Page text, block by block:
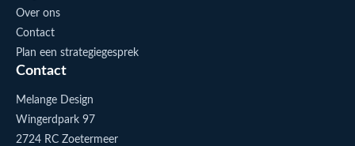
Over ons
Contact
Plan een strategiegesprek
Contact
Melange Design
Wingerdpark 97
2724 RC Zoetermeer